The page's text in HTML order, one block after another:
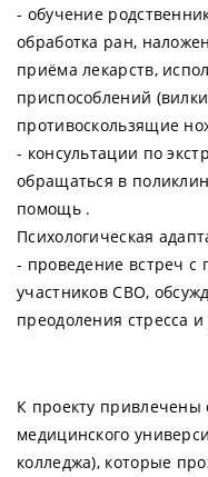
- обучение
обработка ран,
приёма лекарств,
приспособлений
противоскользящие
- консультации по
обращаться в
помощь .
Психологическая
- проведение встреч с
участников СВО,
преодоления стресса
К проекту привлечены
медицинского
колледжа), которые